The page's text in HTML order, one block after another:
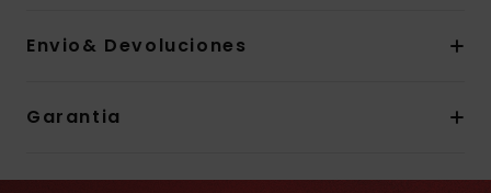
Envio& Devoluciones
Garantia